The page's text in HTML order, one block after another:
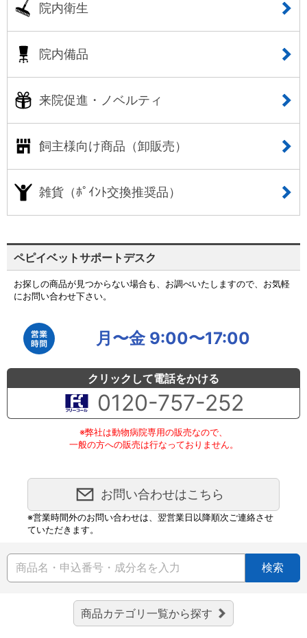
院内衛生
院内備品
来院促進・ノベルティ
飼主様向け商品（卸販売）
雑貨（ﾎﾟｲﾝﾄ交換推奨品）
ペピイベットサポートデスク
お探しの商品が見つからない場合も、お調べいたしますので、お気軽
にお問い合わせ下さい。
月〜金 9:00〜17:00
クリックして電話をかける
0120-757-252
※弊社は動物病院専用の販売なので、
一般の方への販売は行なっておりません。
お問い合わせはこちら
※営業時間外のお問い合わせは、翌営業日以降順次ご連絡させ
ていただきます。
検索
商品カテゴリ一覧から探す